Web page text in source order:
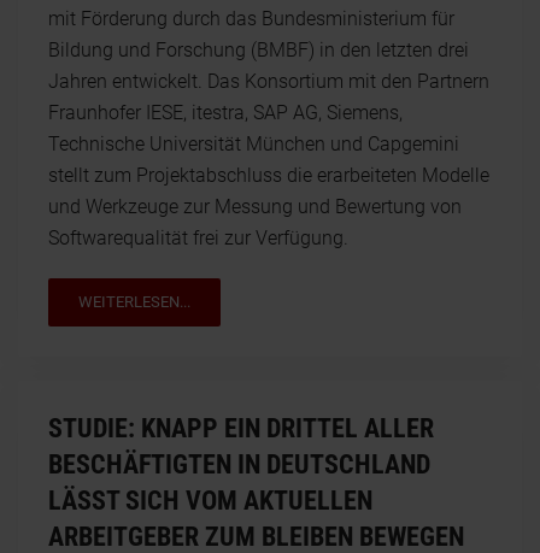
mit Förderung durch das Bundesministerium für
Bildung und Forschung (BMBF) in den letzten drei
Jahren entwickelt. Das Konsortium mit den Partnern
Fraunhofer IESE, itestra, SAP AG, Siemens,
Technische Universität München und Capgemini
stellt zum Projektabschluss die erarbeiteten Modelle
und Werkzeuge zur Messung und Bewertung von
Softwarequalität frei zur Verfügung.
WEITERLESEN...
STUDIE: KNAPP EIN DRITTEL ALLER
BESCHÄFTIGTEN IN DEUTSCHLAND
LÄSST SICH VOM AKTUELLEN
ARBEITGEBER ZUM BLEIBEN BEWEGEN